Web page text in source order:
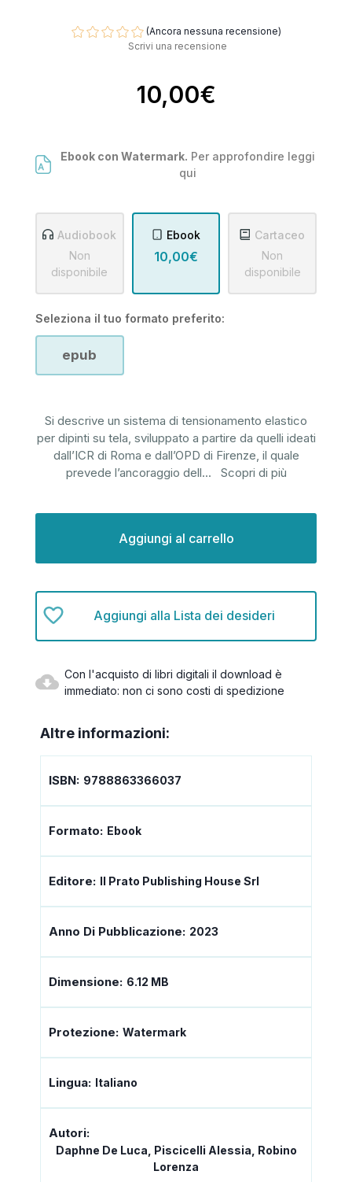
(Ancora nessuna recensione)
Scrivi una recensione
10,00€
Ebook con Watermark. Per approfondire leggi
qui
Audiobook
Non
disponibile
Ebook
10,00€
Cartaceo
Non
disponibile
Seleziona il tuo formato preferito:
epub
Si descrive un sistema di tensionamento elastico
per dipinti su tela, sviluppato a partire da quelli ideati
dall’ICR di Roma e dall’OPD di Firenze, il quale
prevede l’ancoraggio dell... Scopri di più
Aggiungi alla Lista dei desideri
Con l'acquisto di libri digitali il download è
immediato: non ci sono costi di spedizione
Altre informazioni:
ISBN: 9788863366037
Formato: Ebook
Editore: Il Prato Publishing House Srl
Anno Di Pubblicazione: 2023
Dimensione: 6.12 MB
Protezione: Watermark
Lingua: Italiano
Autori:
Daphne De Luca, Piscicelli Alessia, Robino
Lorenza